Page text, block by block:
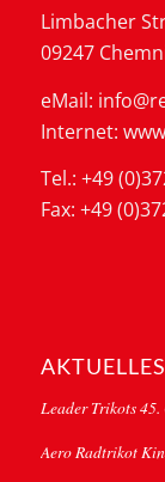
Limbacher
09247
eMail:
Internet:
Tel.: +49
Fax: +49
AKTUELLES
Leader Trikots
Aero Radtrikot